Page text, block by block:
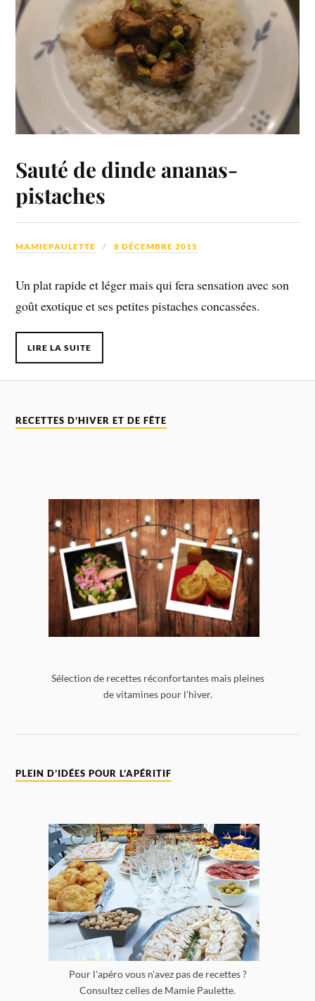
Sauté de dinde ananas-
pistaches
MAMIEPAULETTE 8 DÉCEMBRE 2015
Un plat rapide et léger mais qui fera sensation avec son
goût exotique et ses petites pistaches concassées.
LIRE LA SUITE
RECETTES D’HIVER ET DE FÊTE
Sélection de recettes réconfortantes mais pleines
de vitamines pour l'hiver.
PLEIN D’IDÉES POUR L’APÉRITIF
Pour l'apéro vous n'avez pas de recettes ?
Consultez celles de Mamie Paulette.